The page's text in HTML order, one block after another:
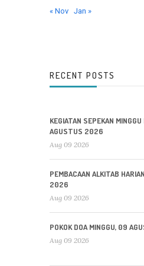
« Nov Jan »
RECENT POSTS
KEGIATAN SEPEKAN
AGUSTUS 2026
Aug 09 2026
PEMBACAAN ALKITAB
2026
Aug 09 2026
POKOK DOA MINGGU, 09
Aug 09 2026